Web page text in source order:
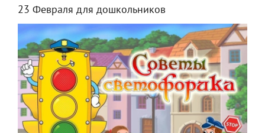
23 Февраля для дошкольников